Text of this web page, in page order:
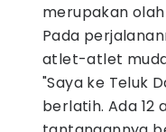
merupakan
Pada
atlet-atlet
"Saya ke Teluk
berlatih. Ada 12